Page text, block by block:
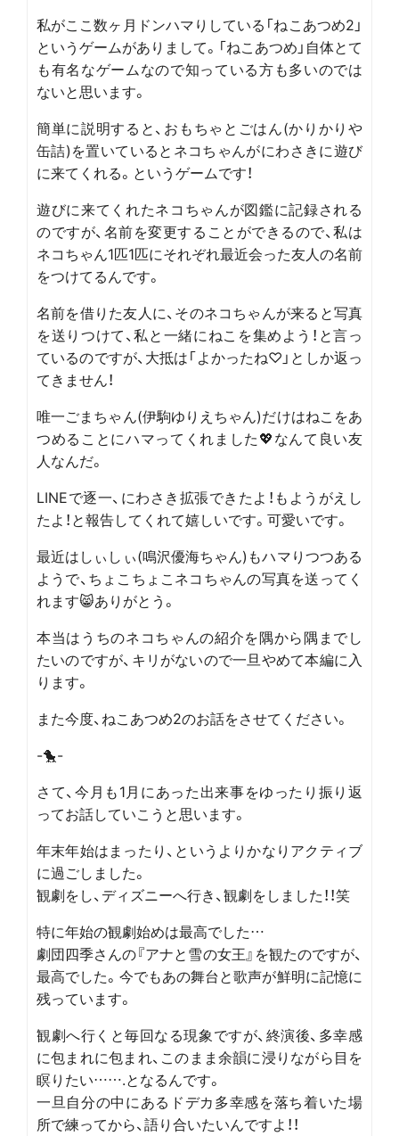
私がここ数ヶ月ドンハマりしている「ねこあつめ2」
というゲームがありまして。「ねこあつめ」自体とて
も有名なゲームなので知っている方も多いのでは
ないと思います。
簡単に説明すると、おもちゃとごはん(かりかりや
缶詰)を置いているとネコちゃんがにわさきに遊び
に来てくれる。というゲームです！
遊びに来てくれたネコちゃんが図鑑に記録される
のですが、名前を変更することができるので、私は
ネコちゃん1匹1匹にそれぞれ最近会った友人の名前
をつけてるんです。
名前を借りた友人に、そのネコちゃんが来ると写真
を送りつけて、私と一緒にねこを集めよう！と言っ
ているのですが、大抵は「よかったね♡」としか返っ
てきません！
唯一ごまちゃん(伊駒ゆりえちゃん)だけはねこをあ
つめることにハマってくれました💖なんて良い友
人なんだ。
LINEで逐一、にわさき拡張できたよ！もようがえし
たよ！と報告してくれて嬉しいです。可愛いです。
最近はしぃしぃ(鳴沢優海ちゃん)もハマりつつある
ようで、ちょこちょこネコちゃんの写真を送ってく
れます😸ありがとう。
本当はうちのネコちゃんの紹介を隅から隅までし
たいのですが、キリがないので一旦やめて本編に入
ります。
また今度、ねこあつめ2のお話をさせてください。
-🐤-
さて、今月も1月にあった出来事をゆったり振り返
ってお話していこうと思います。
年末年始はまったり、というよりかなりアクティブ
に過ごしました。
観劇をし、ディズニーへ行き、観劇をしました！！笑
特に年始の観劇始めは最高でした…
劇団四季さんの『アナと雪の女王』を観たのですが、
最高でした。今でもあの舞台と歌声が鮮明に記憶に
残っています。
観劇へ行くと毎回なる現象ですが、終演後、多幸感
に包まれに包まれ、このまま余韻に浸りながら目を
瞑りたい…….となるんです。
一旦自分の中にあるドデカ多幸感を落ち着いた場
所で練ってから、語り合いたいんですよ！！